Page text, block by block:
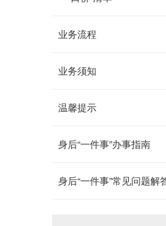
业务流程
业务须知
温馨提示
身后“一件事”办事指南
身后“一件事”常见问题解